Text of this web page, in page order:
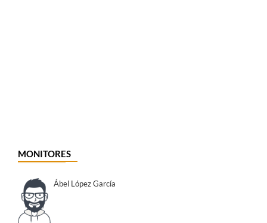
MONITORES
Ábel López García